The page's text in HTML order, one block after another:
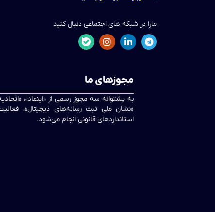
مارا در شبکه های اجتماعی دنبال کنید
مجوزهای ما
به پشتوانه سه مجوز رسمی از «اینماد»،
«نشان ملی ثبت رسانه‌های دیجیتال»،
استانداردهای قانونی انجام می‌شود.